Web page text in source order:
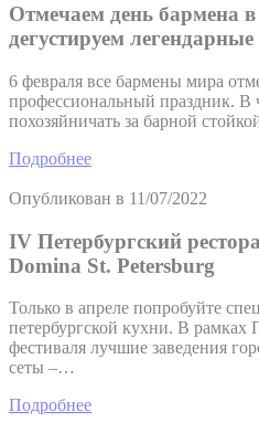
Отмечаем день бармена
дегустируем
6 февраля все бармены мира
профессиональный праздник. В
похозяйничать за барной
Подробнее
Опубликован в 11/07/2022
IV Петербургский
Domina St. Petersburg
Только в апреле попробуйте
петербургской кухни. В рамках
фестиваля лучшие заведения
сеты –…
Подробнее